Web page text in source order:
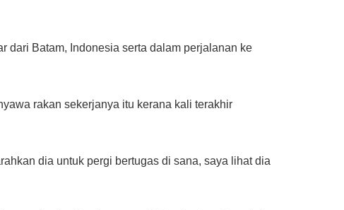
dari Batam, Indonesia serta dalam perjalanan ke
rakan sekerjanya itu kerana kali terakhir
dia untuk pergi bertugas di sana, saya lihat dia